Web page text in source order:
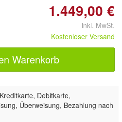
1.449,00 €
inkl. MwSt.
Kostenloser Versand
Warenkorb
Debitkarte,
Überweisung, Bezahlung nach